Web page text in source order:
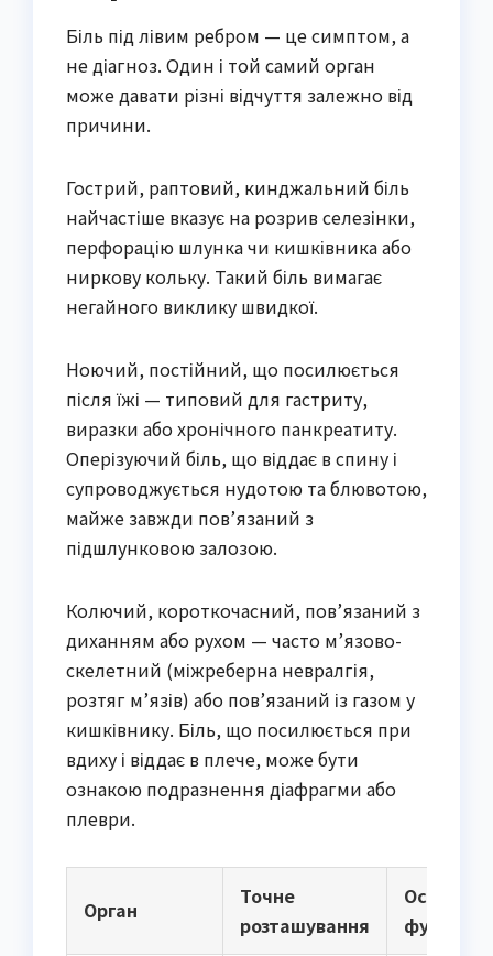
Біль під лівим ребром — це симптом, а
не діагноз. Один і той самий орган
може давати різні відчуття залежно від
причини.
Гострий, раптовий, кинджальний біль
найчастіше вказує на розрив селезінки,
перфорацію шлунка чи кишківника або
ниркову кольку. Такий біль вимагає
негайного виклику швидкої.
Ноючий, постійний, що посилюється
після їжі — типовий для гастриту,
виразки або хронічного панкреатиту.
Оперізуючий біль, що віддає в спину і
супроводжується нудотою та блювотою,
майже завжди пов’язаний з
підшлунковою залозою.
Колючий, короткочасний, пов’язаний з
диханням або рухом — часто м’язово-
скелетний (міжреберна невралгія,
розтяг м’язів) або пов’язаний із газом у
кишківнику. Біль, що посилюється при
вдиху і віддає в плече, може бути
ознакою подразнення діафрагми або
плеври.
Орган
Точне
розташування
Основні
функції